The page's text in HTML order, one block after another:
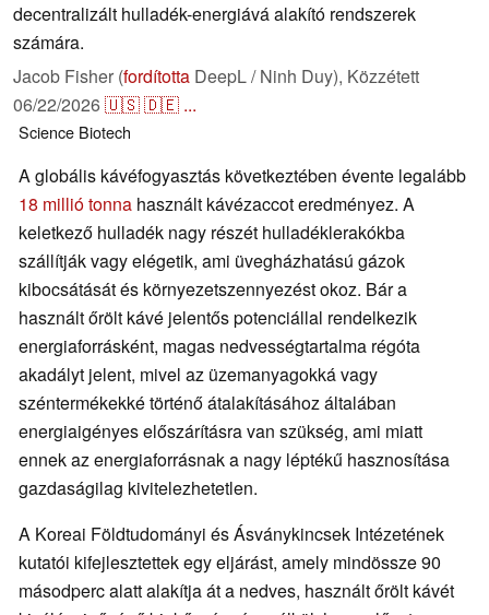
decentralizált hulladék-energiává alakító rendszerek
számára.
Jacob Fisher (fordította DeepL / Ninh Duy), Közzétett
06/22/2026🇺🇸🇩🇪 ...
Science Biotech
A globális kávéfogyasztás következtében évente legalább
18 millió tonna használt kávézaccot eredményez. A
keletkező hulladék nagy részét hulladéklerakókba
szállítják vagy elégetik, ami üvegházhatású gázok
kibocsátását és környezetszennyezést okoz. Bár a
használt őrölt kávé jelentős potenciállal rendelkezik
energiaforrásként, magas nedvességtartalma régóta
akadályt jelent, mivel az üzemanyagokká vagy
széntermékekké történő átalakításához általában
energiaigényes előszárításra van szükség, ami miatt
ennek az energiaforrásnak a nagy léptékű hasznosítása
gazdaságilag kivitelezhetetlen.
A Koreai Földtudományi és Ásványkincsek Intézetének
kutatói kifejlesztettek egy eljárást, amely mindössze 90
másodperc alatt alakítja át a nedves, használt őrölt kávét